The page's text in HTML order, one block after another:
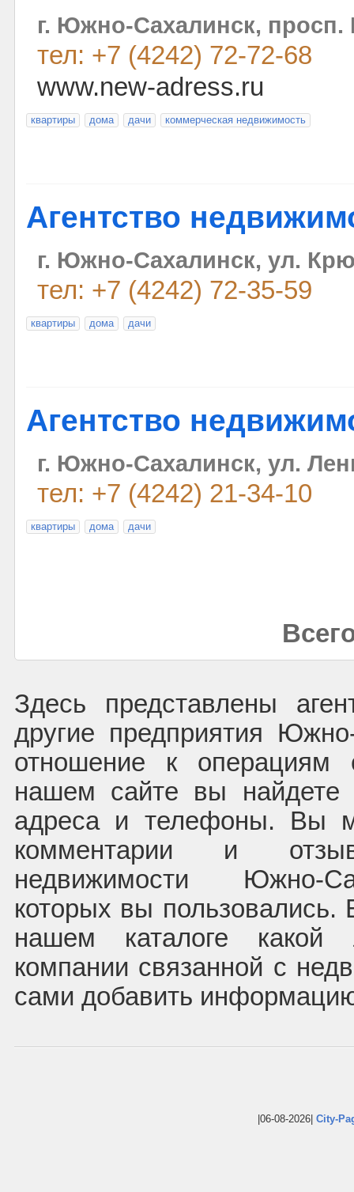
г. Южно-Сахалинск, просп.
тел: +7 (4242) 72-72-68
www.new-adress.ru
квартиры дома дачи коммерческая недвижимость
Агентство
г. Южно-Сахалинск, ул.
тел: +7 (4242) 72-35-59
квартиры дома дачи
Агентство
г. Южно-Сахалинск, ул.
тел: +7 (4242) 21-34-10
квартиры дома дачи
Здесь представлены
другие предприятия
отношение к
нашем сайте вы найдете
адреса и телефоны. Вы
комментарии и
недвижимости Южно-
которых вы
нашем каталоге какой
компании связанной с
сами добавить
|06-08-2026| City-